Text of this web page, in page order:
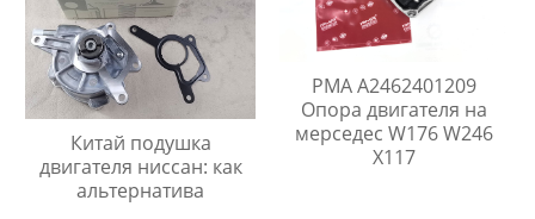
Китай подушка
двигателя ниссан: как
альтернатива
PMA A2462401209
Опора двигателя на
мерседес W176 W246
X117